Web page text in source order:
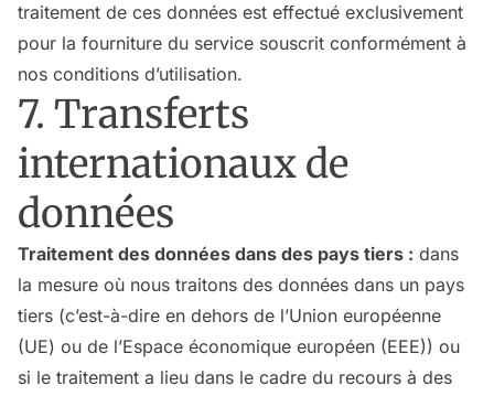
traitement de ces données est effectué exclusivement
pour la fourniture du service souscrit conformément à
nos conditions d’utilisation.
7. Transferts
internationaux de
données
Traitement des données dans des pays tiers : dans
la mesure où nous traitons des données dans un pays
tiers (c’est-à-dire en dehors de l’Union européenne
(UE) ou de l’Espace économique européen (EEE)) ou
si le traitement a lieu dans le cadre du recours à des